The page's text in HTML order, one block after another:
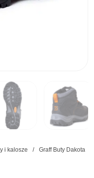
i kalosze /
Graff Buty Dakota